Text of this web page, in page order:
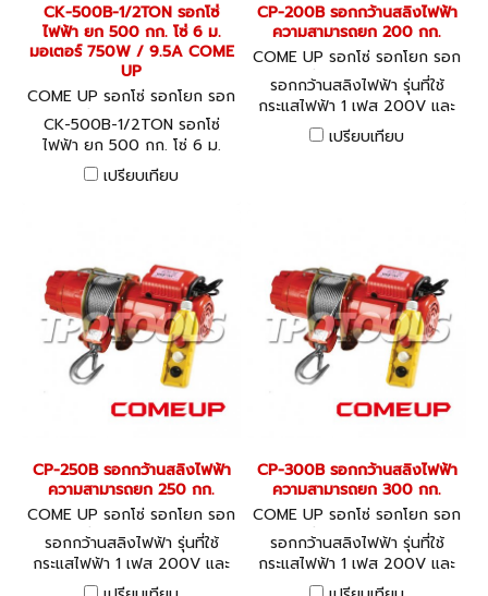
CK-500B-1/2TON รอกโซ่
ไฟฟ้า ยก 500 กก. โซ่ 6 ม.
มอเตอร์ 750W / 9.5A COME
UP
COME UP รอกโซ่ รอกโยก รอก
ถ่วง CK-500B
CK-500B-1/2TON รอกโซ่
ไฟฟ้า ยก 500 กก. โซ่ 6 ม.
มอเตอร์ 750W / 9.5A COME
UP
เปรียบเทียบ
CP-200B รอกกว้านสลิงไฟฟ้า
ความสามารถยก 200 กก.
COME UP รอกโซ่ รอกโยก รอก
ถ่วง CP-200B
รอกกว้านสลิงไฟฟ้า รุ่นที่ใช้
กระแสไฟฟ้า 1 เฟส 200V และ
3 เฟส 380V - COME UP
Electric Winch
เปรียบเทียบ
CP-250B รอกกว้านสลิงไฟฟ้า
ความสามารถยก 250 กก.
COME UP รอกโซ่ รอกโยก รอก
ถ่วง CP-250B
รอกกว้านสลิงไฟฟ้า รุ่นที่ใช้
กระแสไฟฟ้า 1 เฟส 200V และ
3 เฟส 380V - COME UP
CP-300B รอกกว้านสลิงไฟฟ้า
ความสามารถยก 300 กก.
COME UP รอกโซ่ รอกโยก รอก
ถ่วง CP-300B
รอกกว้านสลิงไฟฟ้า รุ่นที่ใช้
กระแสไฟฟ้า 1 เฟส 200V และ
3 เฟส 380V - COME UP